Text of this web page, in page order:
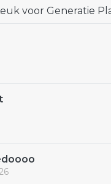
voor Generatie